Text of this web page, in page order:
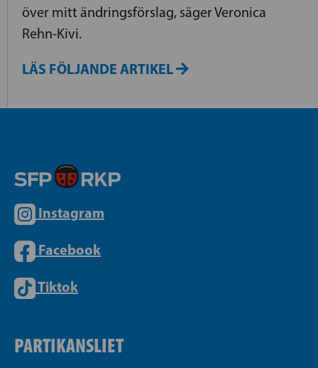
över mitt ändringsförslag, säger Veronica
Rehn-Kivi.
LÄS FÖLJANDE ARTIKEL
Instagram
Facebook
Tiktok
PARTIKANSLIET